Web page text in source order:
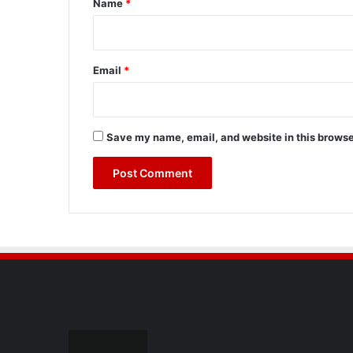
Name *
Email *
Save my name, email, and website in this